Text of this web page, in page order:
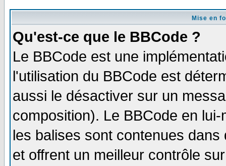
Mise en
Qu'est-ce que le BBCode ?
Le BBCode est une
l'utilisation du BBCode est
aussi le désactiver sur un
composition). Le BBCode en
les balises sont contenues
et offrent un meilleur contrôle